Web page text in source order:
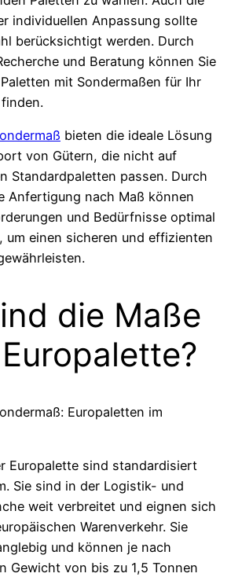
individuellen Anpassung sollte
berücksichtigt werden. Durch
und Beratung können Sie
mit Sondermaßen für Ihr
bieten die ideale Lösung
von Gütern, die nicht auf
Standardpaletten passen. Durch
Anfertigung nach Maß können
und Bedürfnisse optimal
um einen sicheren und effizienten
die Maße
Europaletten im
Europalette sind standardisiert
Sie sind in der Logistik- und
weit verbreitet und eignen sich
Warenverkehr. Sie
und können je nach
Gewicht von bis zu 1,5 Tonnen